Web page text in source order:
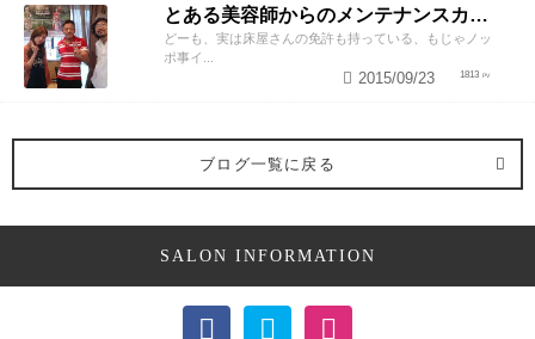
とある美容師からのメンテナンスカットのススメ
どーも、実は床屋さんの免許も持っている、もじゃノッ
ポ事イ...
1813
2015/09/23
ブログ一覧に戻る
SALON INFORMATION